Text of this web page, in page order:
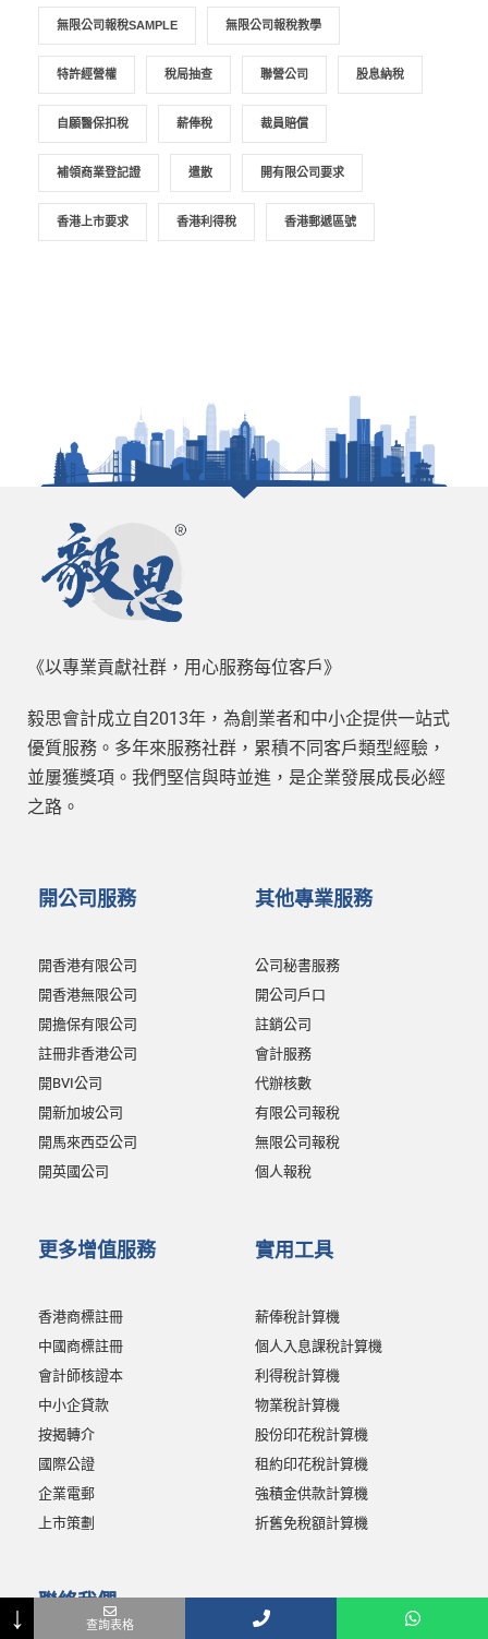
無限公司報稅SAMPLE 無限公司報稅教學
特許經營權 稅局抽查 聯營公司 股息納稅
自願醫保扣稅 薪俸稅 裁員賠償
補領商業登記證 遣散 開有限公司要求
香港上市要求 香港利得稅 香港郵遞區號
《以專業貢獻社群，用心服務每位客戶》
毅思會計成立自2013年，為創業者和中小企提供一站式
優質服務。多年來服務社群，累積不同客戶類型經驗，
並屢獲獎項。我們堅信與時並進，是企業發展成長必經
之路。
開公司服務
開香港有限公司
開香港無限公司
開擔保有限公司
註冊非香港公司
開BVI公司
開新加坡公司
開馬來西亞公司
開英國公司
其他專業服務
公司秘書服務
開公司戶口
註銷公司
會計服務
代辦核數
有限公司報稅
無限公司報稅
個人報稅
更多增值服務
香港商標註冊
中國商標註冊
會計師核證本
中小企貸款
按揭轉介
國際公證
企業電郵
上市策劃
實用工具
薪俸稅計算機
個人入息課稅計算機
利得稅計算機
物業稅計算機
股份印花稅計算機
租約印花稅計算機
強積金供款計算機
折舊免稅額計算機
聯絡我們
↓ 查詢表格